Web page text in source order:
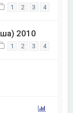
1 2 3 4
2010
1 2 3 4